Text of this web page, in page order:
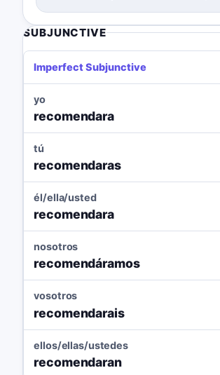
SUBJUNCTIVE
Imperfect Subjunctive
yo
recomendara
tú
recomendaras
él/ella/usted
recomendara
nosotros
recomendáramos
vosotros
recomendarais
ellos/ellas/ustedes
recomendaran